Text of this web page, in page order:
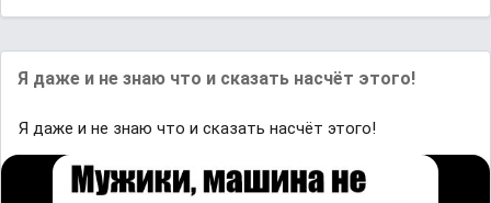
Я даже и не знаю что и сказать насчёт этого!
Я даже и не знаю что и сказать насчёт этого!